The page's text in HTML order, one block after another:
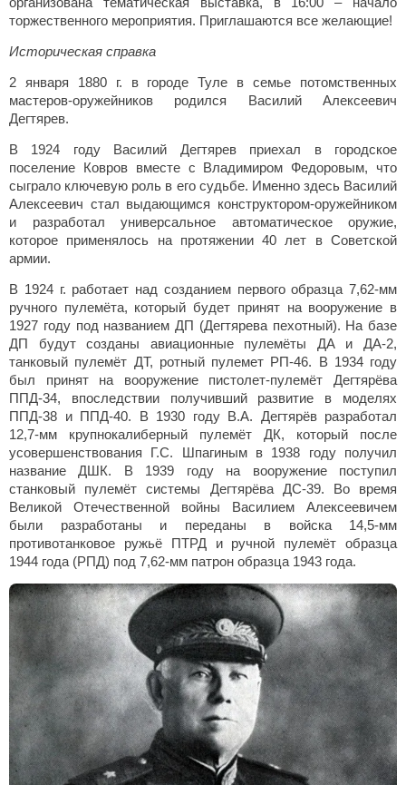
организована тематическая выставка, в 16:00 – начало
торжественного мероприятия. Приглашаются все желающие!
Историческая справка
2 января 1880 г. в городе Туле в семье потомственных
мастеров-оружейников родился Василий Алексеевич
Дегтярев.
В 1924 году Василий Дегтярев приехал в городское
поселение Ковров вместе с Владимиром Федоровым, что
сыграло ключевую роль в его судьбе. Именно здесь Василий
Алексеевич стал выдающимся конструктором-оружейником
и разработал универсальное автоматическое оружие,
которое применялось на протяжении 40 лет в Советской
армии.
В 1924 г. работает над созданием первого образца 7,62-мм
ручного пулемёта, который будет принят на вооружение в
1927 году под названием ДП (Дегтярева пехотный). На базе
ДП будут созданы авиационные пулемёты ДА и ДА-2,
танковый пулемёт ДТ, ротный пулемет РП-46. В 1934 году
был принят на вооружение пистолет-пулемёт Дегтярёва
ППД-34, впоследствии получивший развитие в моделях
ППД-38 и ППД-40. В 1930 году В.А. Дегтярёв разработал
12,7-мм крупнокалиберный пулемёт ДК, который после
усовершенствования Г.С. Шпагиным в 1938 году получил
название ДШК. В 1939 году на вооружение поступил
станковый пулемёт системы Дегтярёва ДС-39. Во время
Великой Отечественной войны Василием Алексеевичем
были разработаны и переданы в войска 14,5-мм
противотанковое ружьё ПТРД и ручной пулемёт образца
1944 года (РПД) под 7,62-мм патрон образца 1943 года.